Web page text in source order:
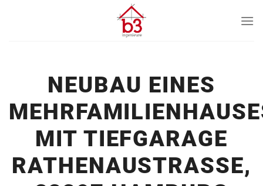
NEUBAU EINES
MIT TIEFGARAGE
RATHENAUSTRASSE,